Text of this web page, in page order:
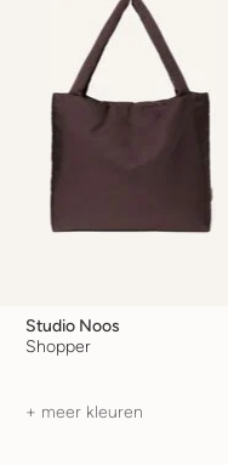
Studio Noos
Shopper
+ meer kleuren